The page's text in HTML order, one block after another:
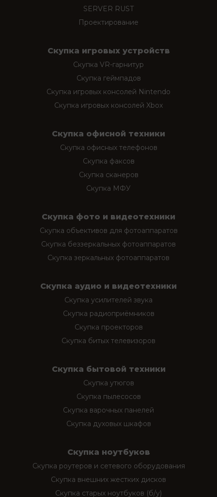
SERVER RUST
Проектирование
Скупка игровых устройств
Скупка VR-гарнитур
Скупка геймпадов
Скупка игровых консолей Nintendo
Скупка игровых консолей Xbox
Скупка офисной техники
Скупка офисных телефонов
Скупка факсов
Скупка сканеров
Скупка МФУ
Скупка фото и видеотехники
Скупка объективов для фотоаппаратов
Скупка беззеркальных фотоаппаратов
Скупка зеркальных фотоаппаратов
Скупка аудио и видеотехники
Скупка усилителей звука
Скупка радиоприёмников
Скупка проекторов
Скупка битых телевизоров
Скупка бытовой техники
Скупка утюгов
Скупка пылесосов
Скупка варочных панелей
Скупка духовых шкафов
Скупка ноутбуков
Скупка роутеров и сетевого оборудования
Скупка внешних жестких дисков
Скупка старых ноутбуков (б/у)